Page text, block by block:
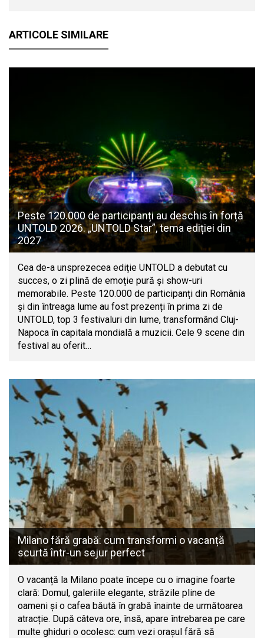
ARTICOLE SIMILARE
Peste 120.000 de participanți au deschis în forță
UNTOLD 2026. „UNTOLD Star”, tema ediției din
2027
Cea de-a unsprezecea ediție UNTOLD a debutat cu
succes, o zi plină de emoție pură și show-uri
memorabile. Peste 120.000 de participanți din România
și din întreaga lume au fost prezenți în prima zi de
UNTOLD, top 3 festivaluri din lume, transformând Cluj-
Napoca în capitala mondială a muzicii. Cele 9 scene din
festival au oferit…
Milano fără grabă: cum transformi o vacanță
scurtă într-un sejur perfect
O vacanță la Milano poate începe cu o imagine foarte
clară: Domul, galeriile elegante, străzile pline de
oameni și o cafea băută în grabă înainte de următoarea
atracție. După câteva ore, însă, apare întrebarea pe care
multe ghiduri o ocolesc: cum vezi orașul fără să